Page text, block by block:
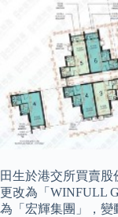
田生於港交所買賣股
更改為「WINFULL
為「宏輝集團」，變